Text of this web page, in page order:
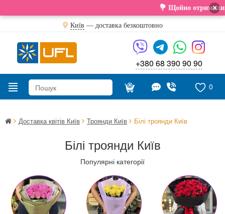
💐 Щойно отримали свіжу ×
Київ — доставка безкоштовно
+380 68 390 90 90
0
Доставка квітів Київ Троянди Київ Білі троянди Київ
Білі троянди Київ
Популярні категорії